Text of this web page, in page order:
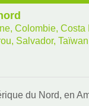
Colombie,
Salvador,
du Nord, en